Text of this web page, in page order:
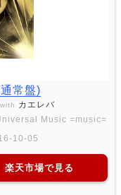
常盤)
カエレバ
Music =music=
10-05
楽天市場で見る